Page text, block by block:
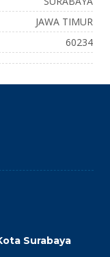
JAWA TIMUR
60234
Surabaya